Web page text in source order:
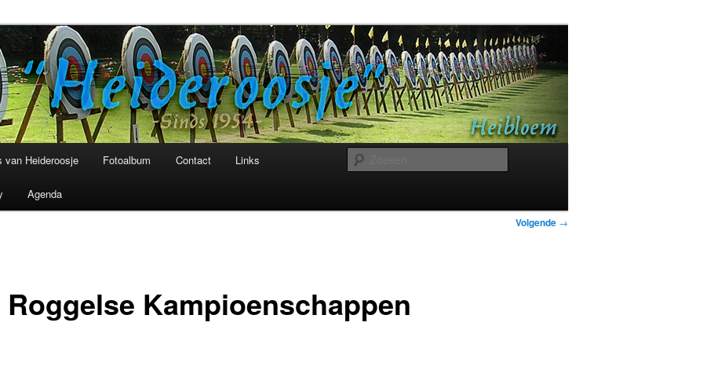
Heideroosje Heibloem
van Heideroosje Fotoalbum Contact Links
Agenda
Bericht
Volgende →
Kampioenschappen